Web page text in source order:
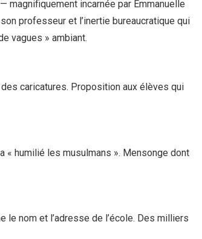
magnifiquement incarnée par Emmanuelle
professeur et l’inertie bureaucratique qui
vagues » ambiant.
caricatures. Proposition aux élèves qui
« humilié les musulmans ». Mensonge dont
le nom et l’adresse de l’école. Des milliers